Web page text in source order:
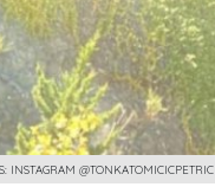
INSTAGRAM @TONKATOMICICPETRIC